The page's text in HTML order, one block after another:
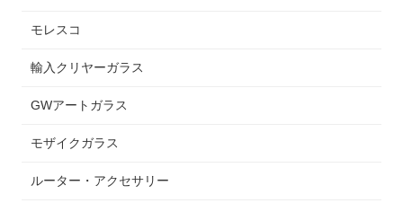
モレスコ
輸入クリヤーガラス
GWアートガラス
モザイクガラス
ルーター・アクセサリー